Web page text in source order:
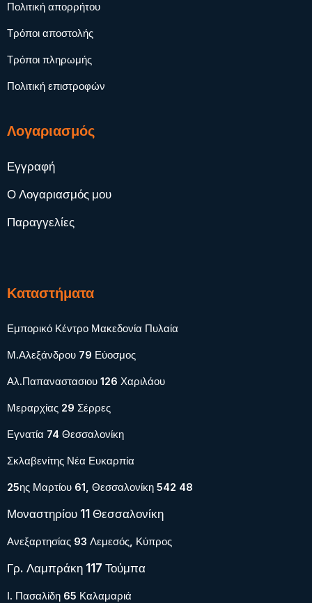
Πολιτική απορρήτου
Τρόποι αποστολής
Τρόποι πληρωμής
Πολιτική επιστροφών
Λογαριασμός
Εγγραφή
Ο Λογαριασμός μου
Παραγγελίες
Καταστήματα
Εμπορικό Κέντρο Μακεδονία Πυλαία
Μ.Αλεξάνδρου 79 Εύοσμος
Αλ.Παπαναστασιου 126 Χαριλάου
Μεραρχίας 29 Σέρρες
Εγνατία 74 Θεσσαλονίκη
Σκλαβενίτης Νέα Ευκαρπία
25ης Μαρτίου 61, Θεσσαλονίκη 542 48
Μοναστηρίου 11 Θεσσαλονίκη
Ανεξαρτησίας 93 Λεμεσός, Κύπρος
Γρ. Λαμπράκη 117 Τούμπα
Ι. Πασαλίδη 65 Καλαμαριά